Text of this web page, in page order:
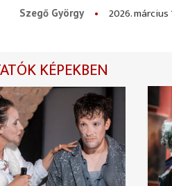
Szegő György
2026. március
KÉPEKBEN